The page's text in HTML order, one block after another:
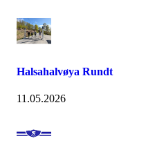
Halsahalvøya Rundt
11.05.2026